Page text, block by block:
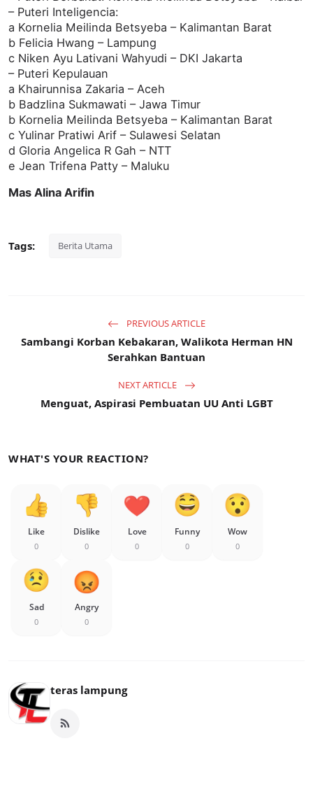
– Puteri Inteligencia:
a Kornelia Meilinda Betsyeba – Kalimantan Barat
b Felicia Hwang – Lampung
c Niken Ayu Lativani Wahyudi – DKI Jakarta
– Puteri Kepulauan
a Khairunnisa Zakaria – Aceh
b Badzlina Sukmawati – Jawa Timur
b Kornelia Meilinda Betsyeba – Kalimantan Barat
c Yulinar Pratiwi Arif – Sulawesi Selatan
d Gloria Angelica R Gah – NTT
e Jean Trifena Patty – Maluku
Mas Alina Arifin
Tags: Berita Utama
PREVIOUS ARTICLE
Sambangi Korban Kebakaran, Walikota Herman HN
Serahkan Bantuan
NEXT ARTICLE
Menguat, Aspirasi Pembuatan UU Anti LGBT
WHAT'S YOUR REACTION?
Like
0
Dislike
0
Love
0
Funny
0
Wow
0
Sad
0
Angry
0
teras lampung